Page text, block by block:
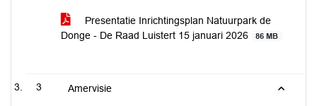
Presentatie Inrichtingsplan Natuurpark de
Donge - De Raad Luistert 15 januari 2026
86 MB
3 Amervisie